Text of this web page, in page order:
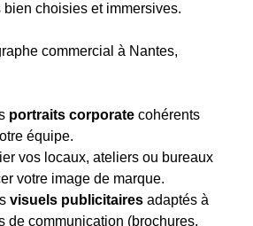
choisies et immersives.
commercial à Nantes,
portraits corporate cohérents
équipe.
vos locaux, ateliers ou bureaux
votre image de marque.
visuels publicitaires adaptés à
de communication (brochures,